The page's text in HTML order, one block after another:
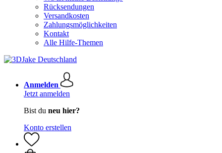
Rücksendungen
Versandkosten
Zahlungsmöglichkeiten
Kontakt
Alle Hilfe-Themen
Anmelden
Jetzt anmelden
Bist du neu hier?
Konto erstellen